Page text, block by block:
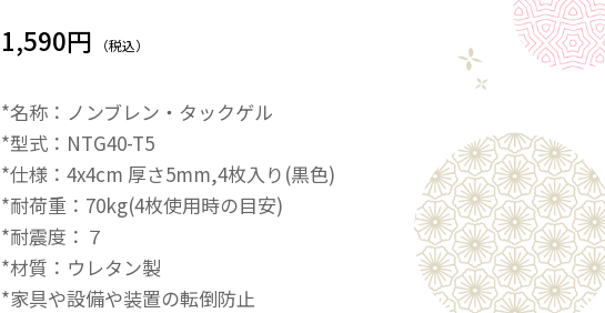
1,590円 （税込）
*名称：ノンブレン・タックゲル
*型式：NTG40-T5
*仕様：4x4cm 厚さ5mm,4枚入り(黒色)
*耐荷重：70kg(4枚使用時の目安)
*耐震度：７
*材質：ウレタン製
*家具や設備や装置の転倒防止